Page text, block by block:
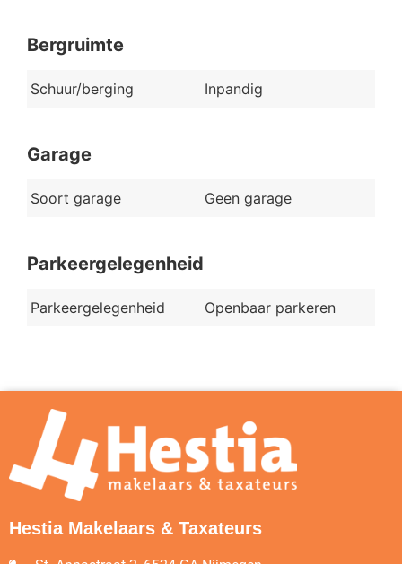
Bergruimte
Schuur/berging Inpandig
Garage
Soort garage Geen garage
Parkeergelegenheid
Parkeergelegenheid Openbaar parkeren
Hestia Makelaars & Taxateurs